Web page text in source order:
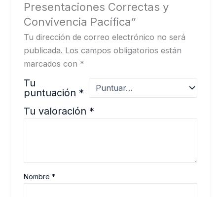
Presentaciones Correctas y
Convivencia Pacífica”
Tu dirección de correo electrónico no será
publicada. Los campos obligatorios están
marcados con *
Tu
puntuación *
Tu valoración *
Nombre*